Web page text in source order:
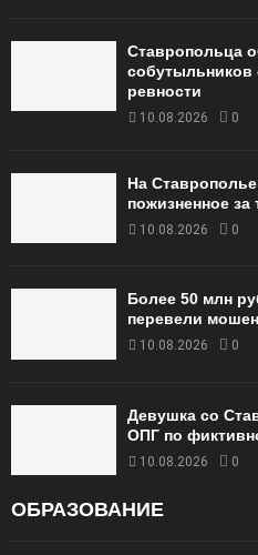
Ставропольца
собутыльников
ревности
10.08.2026 0
На
пожизненное за
10.08.2026 0
Более 50 млн
перевели
10.08.2026 0
Девушка со
ОПГ по
10.08.2026 0
ОБРАЗОВАНИЕ